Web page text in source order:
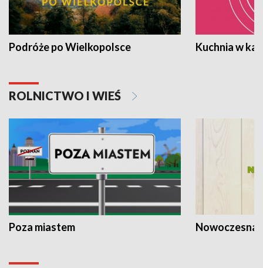
Podróże po Wielkopolsce Kuchnia w
ROLNICTWO I WIEŚ
Poza miastem Nowoczesna